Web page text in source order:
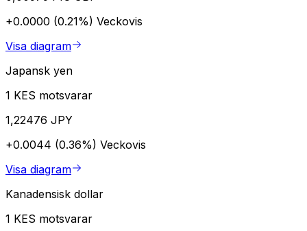
+0.0000 (0.21%) Veckovis
Visa diagram
Japansk yen
1 KES motsvarar
1,22476 JPY
+0.0044 (0.36%) Veckovis
Visa diagram
Kanadensisk dollar
1 KES motsvarar